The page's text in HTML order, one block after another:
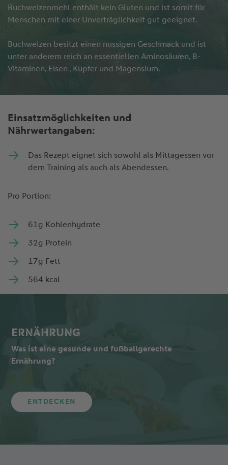
Buchweizenmehl enthält kein Gluten und ist somit für
Menschen mit einer Unverträglichkeit gut geeignet.
Buchweizen besitzt einen nussigen Geschmack und ist
unter anderem reich an essentiellen Aminosäuren, B-
Vitaminen, Eisen , Kupfer und Magensium.
Einsatzmöglichkeiten und
Nährwertangaben:
Das Rezept eignet sich sowohl als Mittagessen vor
dem Training als auch als Abendessen.
Pro Portion:
61g Kohlenhydrate
32g Protein
17g Fett
564 kcal
ERNÄHRUNG
Was ist eine gesunde und fußballgerechte
Ernährung?
ENTDECKEN